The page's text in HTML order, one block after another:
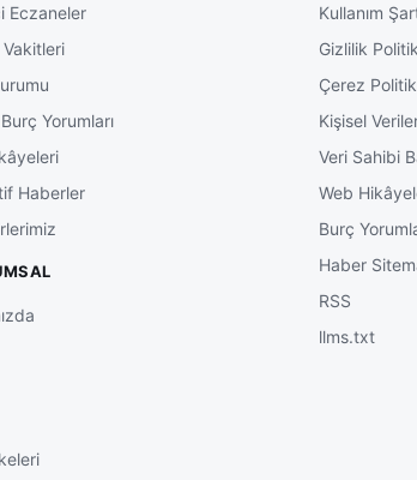
Eczaneler
Yorumları
Haberler
Kullanım
Gizlilik
Çerez
Kişisel
Veri Sahibi
Web
Burç
Haber
RSS
llms.txt